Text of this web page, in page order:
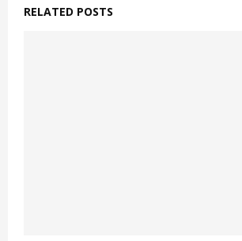
RELATED POSTS